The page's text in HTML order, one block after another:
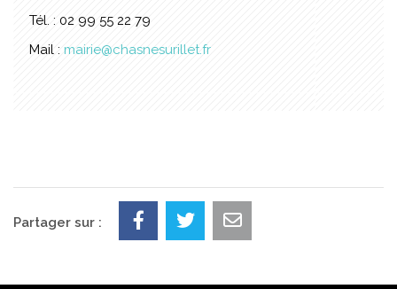
Tél. : 02 99 55 22 79
Mail : mairie@chasnesurillet.fr
Partager sur :